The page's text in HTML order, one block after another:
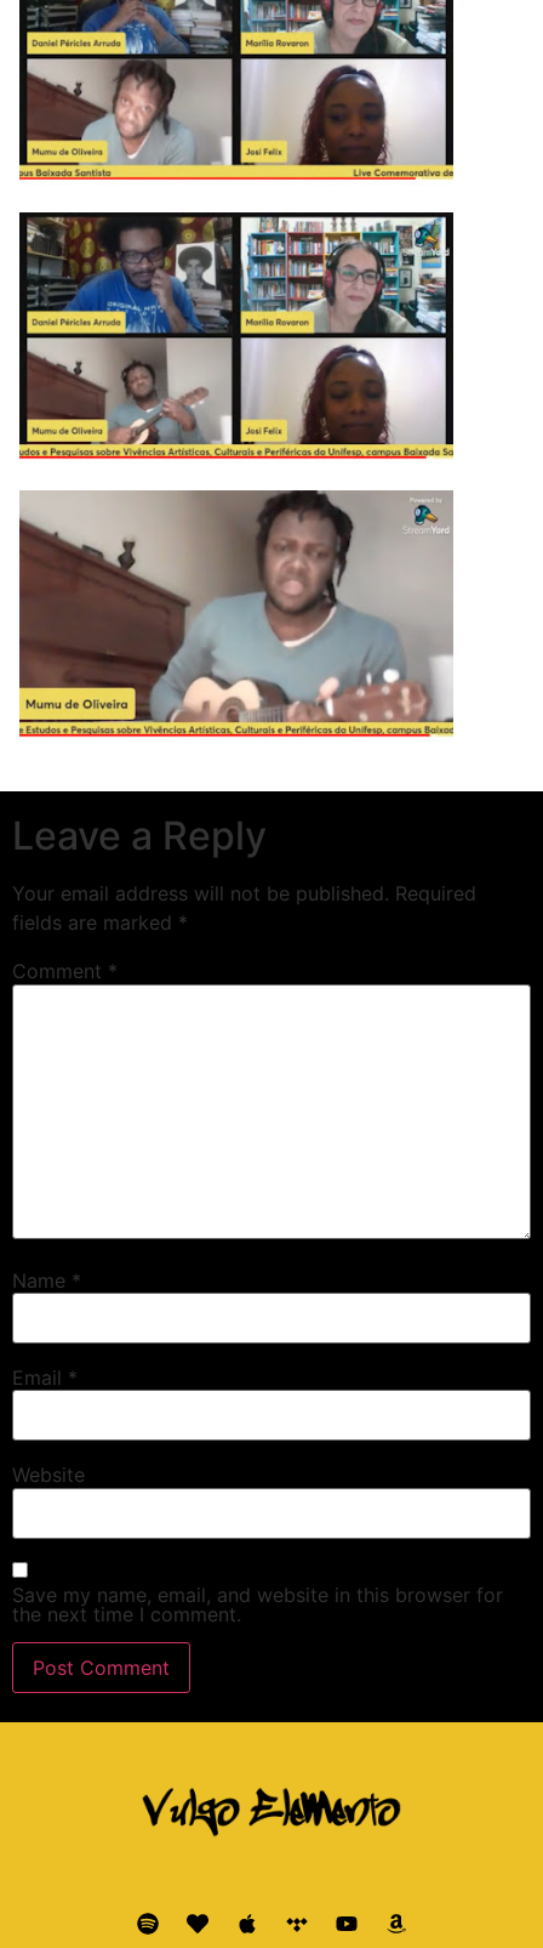
Leave a Reply
Your email address will not be published. Required
fields are marked *
Comment *
Name *
Email *
Website
Save my name, email, and website in this browser for
the next time I comment.